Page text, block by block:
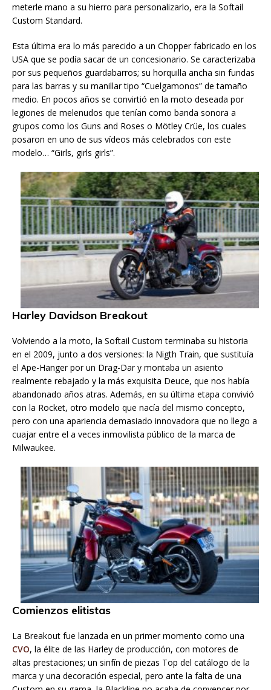
meterle mano a su hierro para personalizarlo, era la Softail
Custom Standard.
Esta última era lo más parecido a un Chopper fabricado en los
USA que se podía sacar de un concesionario. Se caracterizaba
por sus pequeños guardabarros; su horquilla ancha sin fundas
para las barras y su manillar tipo “Cuelgamonos” de tamaño
medio. En pocos años se convirtió en la moto deseada por
legiones de melenudos que tenían como banda sonora a
grupos como los Guns and Roses o Mötley Crüe, los cuales
posaron en uno de sus vídeos más celebrados con este
modelo… “Girls, girls girls”.
Harley Davidson Breakout
Volviendo a la moto, la Softail Custom terminaba su historia
en el 2009, junto a dos versiones: la Nigth Train, que sustituía
el Ape-Hanger por un Drag-Dar y montaba un asiento
realmente rebajado y la más exquisita Deuce, que nos había
abandonado años atras. Además, en su última etapa convivió
con la Rocket, otro modelo que nacía del mismo concepto,
pero con una apariencia demasiado innovadora que no llego a
cuajar entre el a veces inmovilista público de la marca de
Milwaukee.
Comienzos elitistas
La Breakout fue lanzada en un primer momento como una
CVO, la élite de las Harley de producción, con motores de
altas prestaciones; un sinfín de piezas Top del catálogo de la
marca y una decoración especial, pero ante la falta de una